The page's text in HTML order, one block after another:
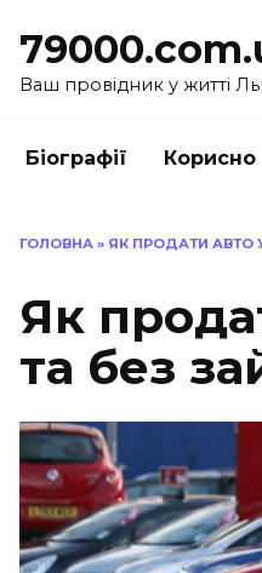
Ваш провідник у житті
Біографії Корисно
ГОЛОВНА » ЯК ПРОДАТИ АВТО
Як
та без